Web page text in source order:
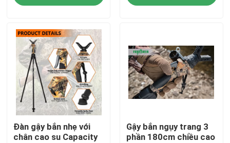
Tham quan nhà máy
Kiểm soát chất lượng
Liên hệ chúng tôi
Yêu cầu báo giá
Cây đệm săn bắn
Đàn gậy bắn nhẹ với
chân cao su Capacity
Gậy bắn ngụy trang 3
phần 180cm chiều cao